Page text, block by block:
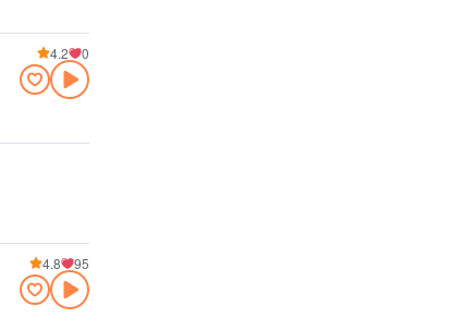
4.2 0
4.8 95